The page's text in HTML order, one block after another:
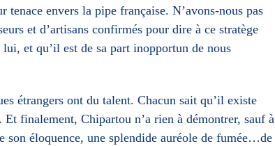
envers la pipe française. N’avons-nous pas
et d’artisans confirmés pour dire à ce stratège
et qu’il est de sa part inopportun de nous
étrangers ont du talent. Chacun sait qu’il existe
finalement, Chipartou n’a rien à démontrer, sauf à
son éloquence, une splendide auréole de fumée…de